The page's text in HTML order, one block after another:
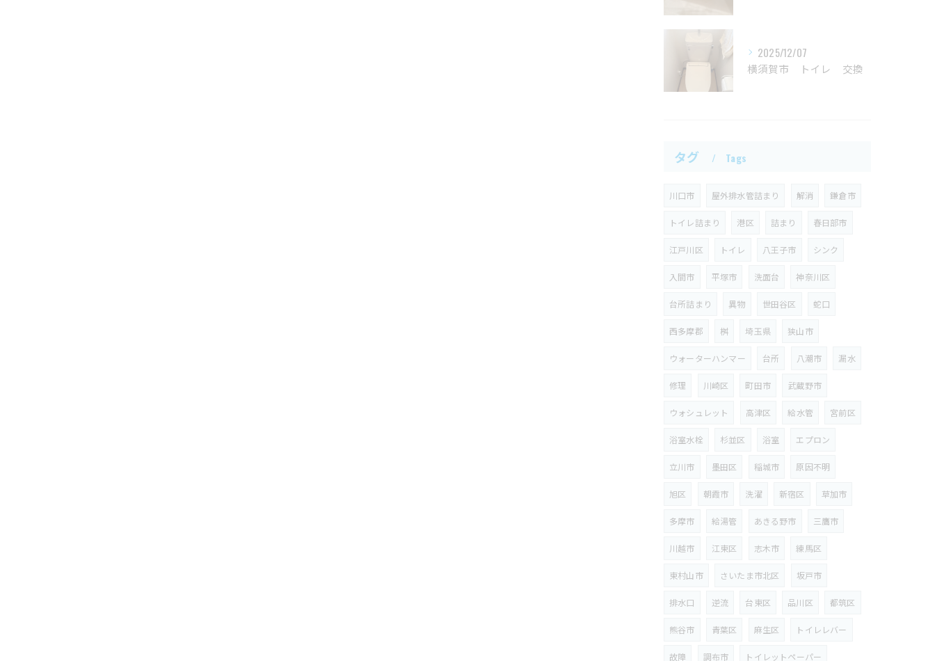
2025/12/07
横須賀市 トイレ 交換
タグ Tags
川口市 屋外排水管詰まり 解消 鎌倉市
トイレ詰まり 港区 詰まり 春日部市
江戸川区 トイレ 八王子市 シンク
入間市 平塚市 洗面台 神奈川区
台所詰まり 異物 世田谷区 蛇口
西多摩郡 桝 埼玉県 狭山市
ウォーターハンマー 台所 八潮市 漏水
修理 川崎区 町田市 武蔵野市
ウォシュレット 高津区 給水管 宮前区
浴室水栓 杉並区 浴室 エプロン
立川市 墨田区 稲城市 原因不明
旭区 朝霞市 洗濯 新宿区 草加市
多摩市 給湯管 あきる野市 三鷹市
川越市 江東区 志木市 練馬区
東村山市 さいたま市北区 坂戸市
排水口 逆流 台東区 品川区 都筑区
熊谷市 青葉区 麻生区 トイレレバー
故障 調布市 トイレットペーパー